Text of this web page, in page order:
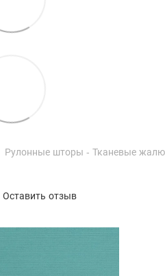
Рулонные шторы - Тканевые
Оставить отзыв